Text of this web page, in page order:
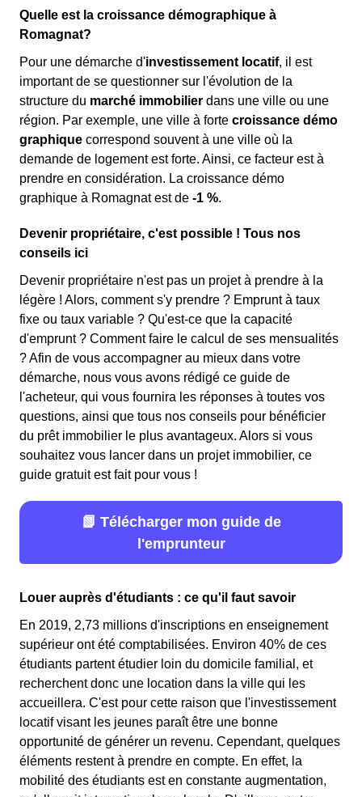
Quelle est la croissance démographique à
Romagnat?
Pour une démarche d'investissement locatif, il est
important de se questionner sur l'évolution de la
structure du marché immobilier dans une ville ou une
région. Par exemple, une ville à forte croissance démo
graphique correspond souvent à une ville où la
demande de logement est forte. Ainsi, ce facteur est à
prendre en considération. La croissance démo
graphique à Romagnat est de -1 %.
Devenir propriétaire, c'est possible ! Tous nos
conseils ici
Devenir propriétaire n'est pas un projet à prendre à la
légère ! Alors, comment s'y prendre ? Emprunt à taux
fixe ou taux variable ? Qu'est-ce que la capacité
d'emprunt ? Comment faire le calcul de ses mensualités
? Afin de vous accompagner au mieux dans votre
démarche, nous vous avons rédigé ce guide de
l'acheteur, qui vous fournira les réponses à toutes vos
questions, ainsi que tous nos conseils pour bénéficier
du prêt immobilier le plus avantageux. Alors si vous
souhaitez vous lancer dans un projet immobilier, ce
guide gratuit est fait pour vous !
📗 Télécharger mon guide de
l'emprunteur
Louer auprès d'étudiants : ce qu'il faut savoir
En 2019, 2,73 millions d'inscriptions en enseignement
supérieur ont été comptabilisées. Environ 40% de ces
étudiants partent étudier loin du domicile familial, et
recherchent donc une location dans la ville qui les
accueillera. C'est pour cette raison que l'investissement
locatif visant les jeunes paraît être une bonne
opportunité de générer un revenu. Cependant, quelques
éléments restent à prendre en compte. En effet, la
mobilité des étudiants est en constante augmentation,